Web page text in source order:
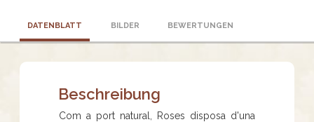
DATENBLATT BILDER BEWERTUNGEN
Beschreibung
Com a port natural, Roses disposa d'una